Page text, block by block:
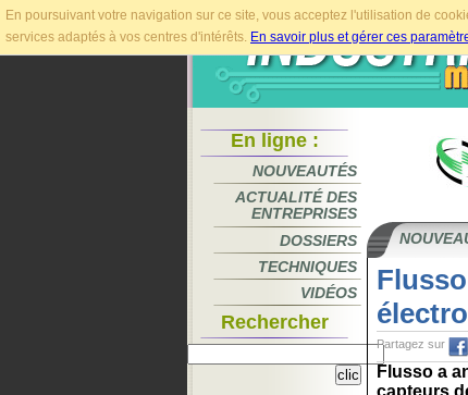
En poursuivant votre navigation sur ce site, vous acceptez l'utilisation de
services adaptés à vos centres d'intérêts. En savoir plus et gérer ces
En ligne :
NOUVEAUTÉS
ACTUALITÉ DES
ENTREPRISES
DOSSIERS
TECHNIQUES
VIDÉOS
Rechercher
Partagez sur
Flusso a
capteurs